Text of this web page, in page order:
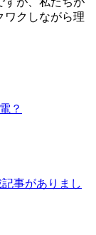
ワクしながら理
？
事がありまし